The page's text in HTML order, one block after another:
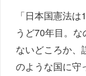
「日本国憲法
うど70年目。
ないどころか、
のような国に守